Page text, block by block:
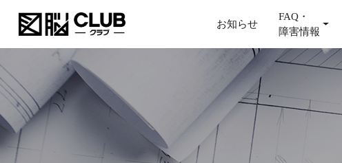
お知らせ
FAQ・
障害情報